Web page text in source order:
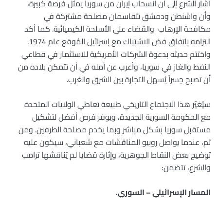
أشار الشرع إلى أن انسحاب إيران من سوريا يمثل فرصة كبيرة،
وأن واشنطن ودمشق تتقاسمان مصلحة مشتركة في
مكافحة الإرهاب والقضاء على الأسلحة الكيميائية. كما أكد
التزامه باتفاق فض الاشتباك مع إسرائيل المُوقع عام 1974.
واختتم حديثه بدعوة الشركات الأمريكية للاستثمار في قطاعي
النفط والغاز في سوريا، وأعرب عن أمله في أن تتمكن بلاده من
أن تصبح جسراً يُسهل التجارة بين الشرق والغرب.
سيُغيّر هذا الاجتماع التاريخي طبيعة تعاطي الولايات المتحدة
مع الحكومة السورية الجديدة، ويوفر فرص أفضل لتشكيل
مستقبل سوريا بشكل مباشر وبما يخدم مصلحة الطرفين. ومن
ثم، عندما يواصل روبيو المناقشات مع شعباني، سيكون عليه
توضيح بعض النقاط الجوهرية، وإثارة قضايا لم يُناقشها ترامب
والشرع، تتضمن:
المسار الإسرائيلي – السوري.